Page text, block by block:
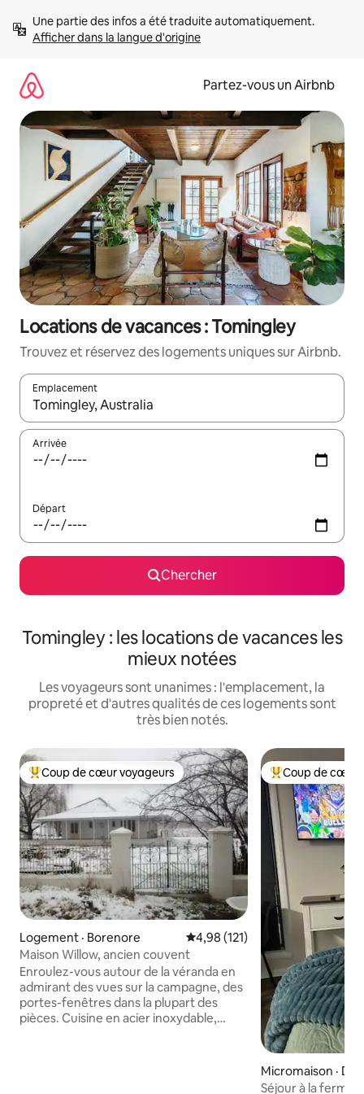
directement
Afficher dans la langue d'origine
Partez-vous un Airbnb
Locations de vacances : Tomingley
Trouvez et réservez des logements uniques sur Airbnb.
Emplacement
Quand les résultats sont affichés, parcourez-les en utilisant
Arrivée
Départ
Chercher
Tomingley : les locations de vacances les
mieux notées
Les voyageurs sont unanimes : l'emplacement, la
propreté et d'autres qualités de ces logements sont
très bien notés.
Coup de cœur voyageurs parmi les plus aimés
Coup de cœur voyageurs
Logement · Borenore Note moyenne de 4,98 sur 5,
4,98 (121)
Maison Willow, ancien couvent
Enroulez-vous autour de la véranda en
admirant des vues sur la campagne, des
portes-fenêtres dans la plupart des
pièces. Cuisine en acier inoxydable,
Coup de cœur
Coup de cœur
Micromaison ·
Séjour à la ferme